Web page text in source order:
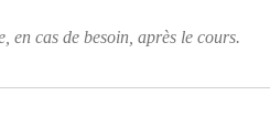
en cas de besoin, après le cours.